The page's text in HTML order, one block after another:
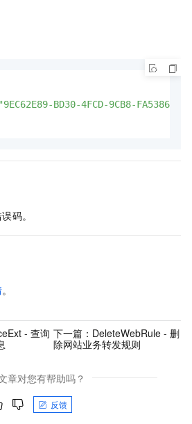
"9EC62E89-BD30-4FCD-9CB8-
码。
。
- 查询 下一篇： DeleteWebRule - 删
除网站业务转发规则
章对您有帮助吗？
反馈